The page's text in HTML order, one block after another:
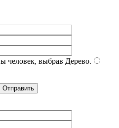
человек, выбрав Дерево.